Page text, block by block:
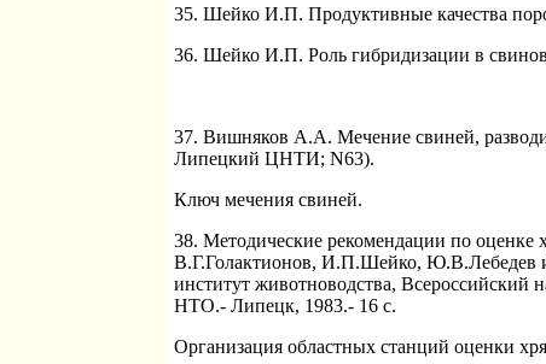
35. Шейко И.П. Продуктивные качества
36. Шейко И.П. Роль гибридизации в
37. Вишняков А.А. Мечение свиней,
Липецкий ЦНТИ; N63).
Ключ мечения свиней.
38. Методические рекомендации по оценке
В.Г.Голактионов, И.П.Шейко, Ю.В.Лебедев и
институт животноводства, Всероссийский
НТО.- Липецк, 1983.- 16 с.
Организация областных станций оценки